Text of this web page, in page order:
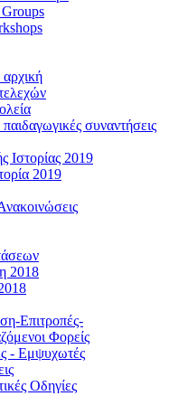
συναντήσεις
Ιστορίας 2019
2019
2018
Επιτροπές-
Φορείς
- Εμψυχωτές
Οδηγίες